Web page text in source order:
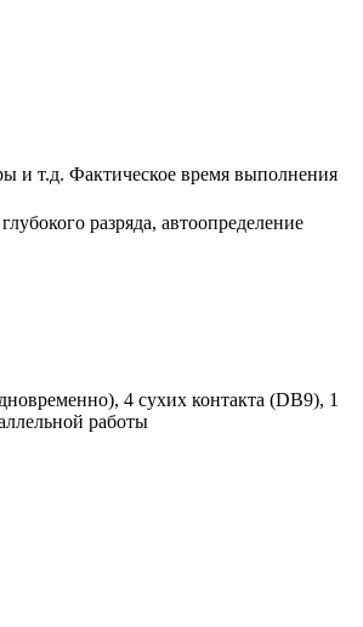
и т.д. Фактическое время выполнения
разряда, автоопределение
4 сухих контакта (DB9), 1
работы